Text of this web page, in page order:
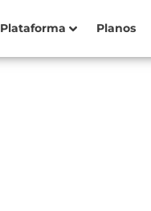
Plataforma Planos